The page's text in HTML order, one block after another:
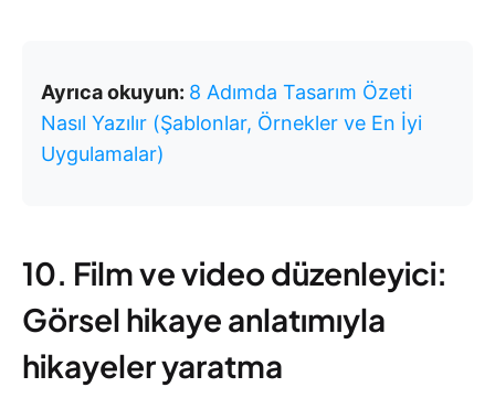
Ayrıca okuyun: 8 Adımda Tasarım Özeti
Nasıl Yazılır (Şablonlar, Örnekler ve En İyi
Uygulamalar)
10. Film ve video düzenleyici:
Görsel hikaye anlatımıyla
hikayeler yaratma